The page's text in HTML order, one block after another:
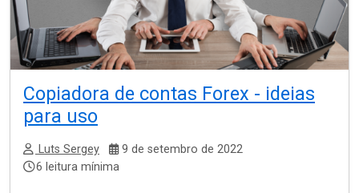
Copiadora de contas Forex - ideias
para uso
Luts Sergey
9 de setembro de 2022
6 leitura mínima